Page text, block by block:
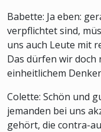
Babette: Ja eben:
verpflichtet sind,
uns auch Leute mit
Das dürfen wir
einheitlichem
Colette: Schön und
jemanden bei uns
gehört, die contra-